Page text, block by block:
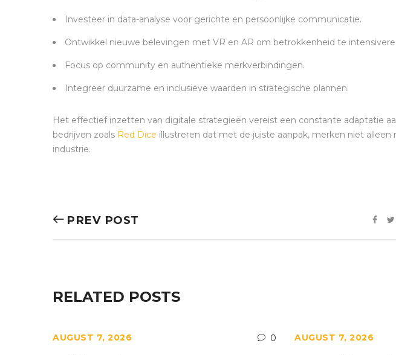
Investeer in data-analyse voor gerichte en persoonlijke communicatie.
Ontwikkel nieuwe belevingen met VR en AR om betrokkenheid te
Focus op community en authentieke merkverbindingen.
Integreer duurzame en inclusieve waarden in strategische plannen.
Het effectief inzetten van digitale strategieën vereist een constante adaptatie
bedrijven zoals Red Dice illustreren dat met de juiste aanpak, merken niet
industrie.
PREV POST
RELATED POSTS
AUGUST 7, 2026 0 AUGUST 7, 2026